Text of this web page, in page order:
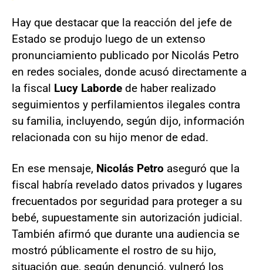
Hay que destacar que la reacción del jefe de
Estado se produjo luego de un extenso
pronunciamiento publicado por Nicolás Petro
en redes sociales, donde acusó directamente a
la fiscal Lucy Laborde de haber realizado
seguimientos y perfilamientos ilegales contra
su familia, incluyendo, según dijo, información
relacionada con su hijo menor de edad.
En ese mensaje, Nicolás Petro aseguró que la
fiscal habría revelado datos privados y lugares
frecuentados por seguridad para proteger a su
bebé, supuestamente sin autorización judicial.
También afirmó que durante una audiencia se
mostró públicamente el rostro de su hijo,
situación que, según denunció, vulneró los